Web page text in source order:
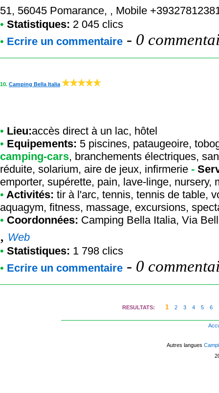
51, 56045 Pomarance, , Mobile
• Statistiques: 2 045 clics
• Ecrire un commentaire - 0
10. Camping Bella Italia
• Lieu:accès direct à un lac, hôtel
• Equipements: 5 piscines, pataugeoire,
camping-cars, branchements électriques,
réduite, solarium, aire de jeux, infirmerie -
emporter, supérette, pain, lave-linge, nursery,
• Activités: tir à l'arc, tennis, tennis de table,
aquagym, fitness, massage, excursions,
• Coordonnées: Camping Bella Italia, Via
, Web
• Statistiques: 1 798 clics
• Ecrire un commentaire - 0
RESULTATS: 1 2 3 4 5 6
Autres langues